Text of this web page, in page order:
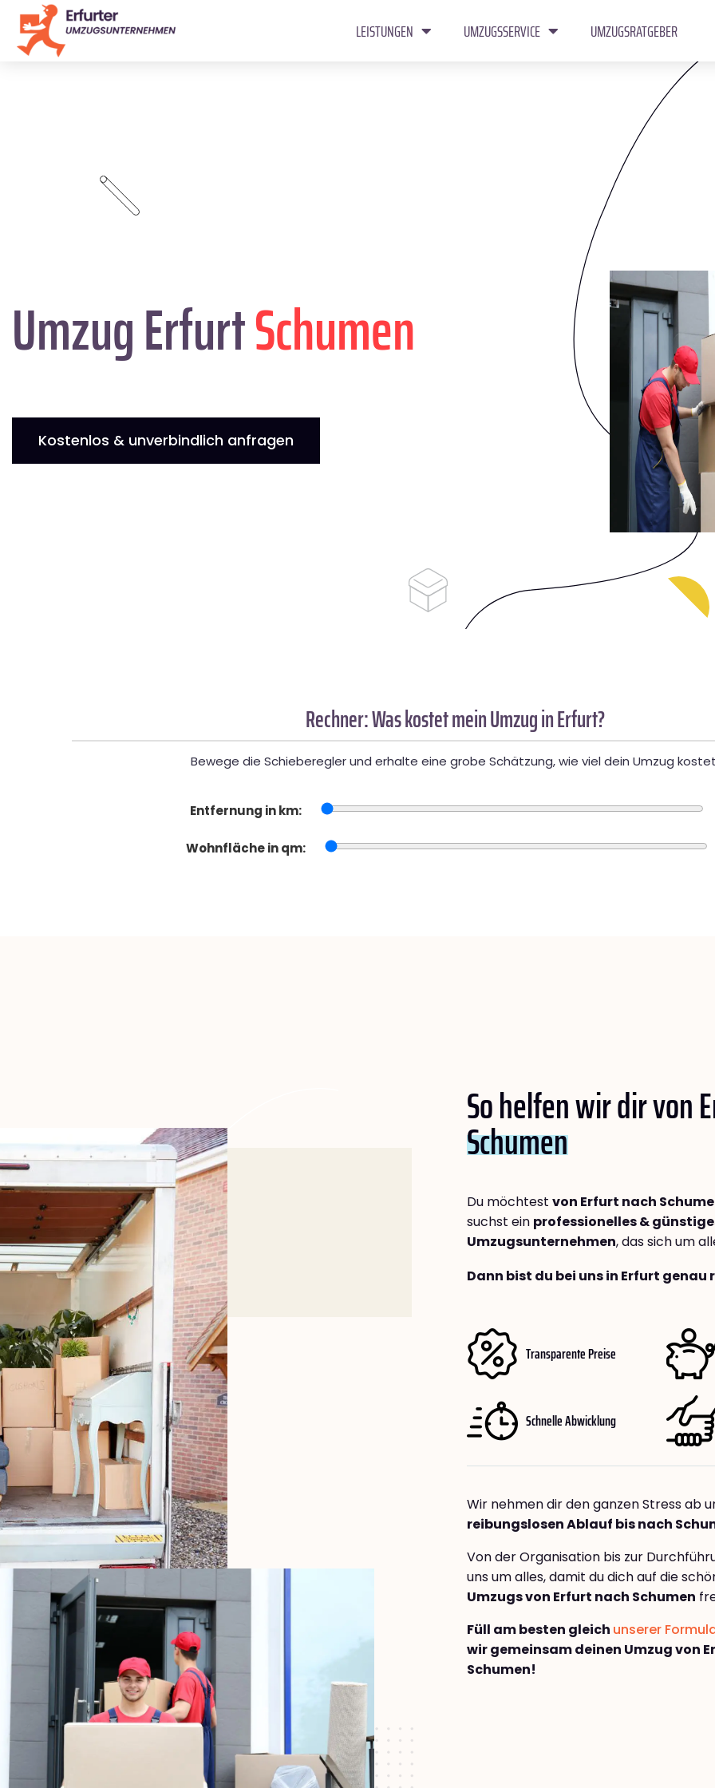
LEISTUNGEN UMZUGSSERVICE UMZUGSRATGEBER
Umzug ErfurtSchumen
Kostenlos & unverbindlich anfragen
Rechner: Was kostet mein Umzug in Erfurt?
Bewege die Schieberegler und erhalte eine grobe Schätzung, wie viel dein Umzug
Entfernung in km:
Wohnfläche in qm:
So helfen wir dir von
Schumen
Du möchtest von Erfurt nach
suchst ein professionelles &
Umzugsunternehmen, das sich um
Dann bist du bei uns in Erfurt
Transparente Preise
Schnelle Abwicklung
Wir nehmen dir den ganzen Stress ab
reibungslosen Ablauf bis nach
Von der Organisation bis zur
uns um alles, damit du dich auf die
Umzugs von Erfurt nach Schumen
Füll am besten gleich unserer
wir gemeinsam deinen Umzug von
Schumen!